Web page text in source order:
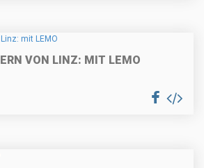
VON LINZ: MIT LEMO